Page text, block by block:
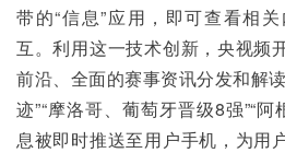
带的“信息”应用，即可查看相
互。利用这一技术创新，央视频
前沿、全面的赛事资讯分发和解
迹”“摩洛哥、葡萄牙晋级8强”“
息被即时推送至用户手机，为用